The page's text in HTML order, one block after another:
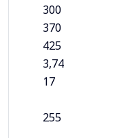
300
370
425
3,74
17
255